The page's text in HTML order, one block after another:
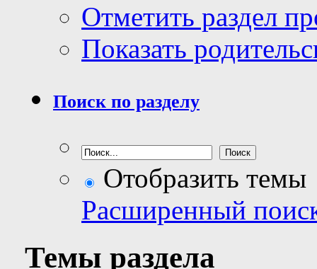
Отметить раздел
Показать
Поиск по разделу
Отобразить темы
Расширенный
Темы раздела